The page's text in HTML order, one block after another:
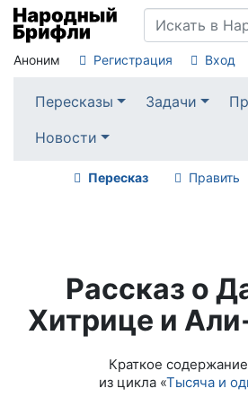
Аноним Регистрация Вход
Пересказы Задачи
Новости
Пересказ Править
Рассказ о
Хитрице и
Краткое содержание
из цикла «Тысяча и